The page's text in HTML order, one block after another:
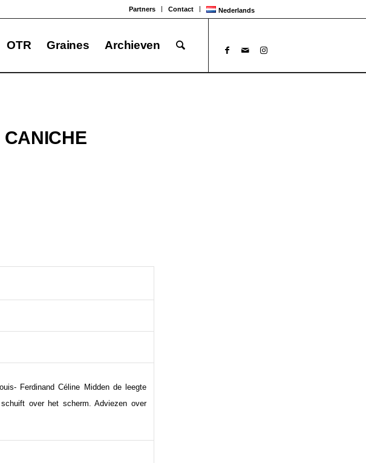
Partners Contact Nederlands
OTR Graines Archieven
CANICHE
Ferdinand Céline Midden de leegte
over het scherm. Adviezen over